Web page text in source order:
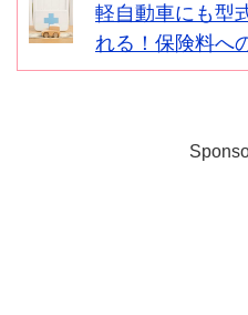
軽自動車にも型
れる！保険料へ